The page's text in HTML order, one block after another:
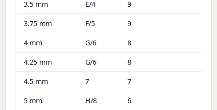
3.5 mm E/4 9
3.75 mm F/5 9
4 mm G/6 8
4.25 mm G/6 8
4.5 mm 7 7
5 mm H/8 6